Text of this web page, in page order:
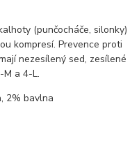
(punčocháče, silonky)
kompresí. Prevence proti
nezesílený sed, zesílené
a 4-L.
2% bavlna